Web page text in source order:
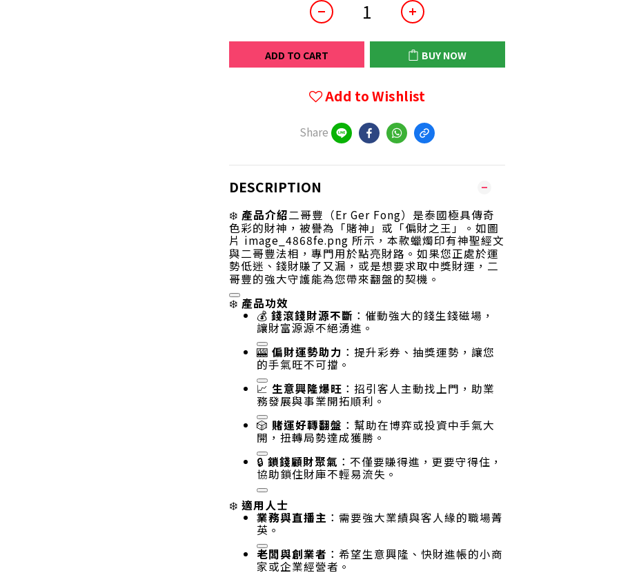
ADD TO CART BUY NOW
Add to Wishlist
Share
DESCRIPTION
❄️ 產品介紹二哥豐（Er Ger Fong）是泰國極具傳奇
色彩的財神，被譽為「賭神」或「偏財之王」
。如圖
片 image_4868fe.png 所示，本款蠟燭印有神聖經文
與二哥豐法相，專門用於點亮財路 。如果您正處於運
勢低迷、錢財賺了又漏，或是想要求取中獎財運，二
哥豐的強大守護能為您帶來翻盤的契機 。
❄️ 產品功效
💰 錢滾錢財源不斷 ：催動強大的錢生錢磁場，
讓財富源源不絕湧進 。
🎰 偏財運勢助力 ：提升彩券、抽獎運勢，讓您
的手氣旺不可擋 。
📈 生意興隆爆旺 ：招引客人主動找上門，助業
務發展與事業開拓順利 。
🎲 賭運好轉翻盤 ：幫助在博弈或投資中手氣大
開，扭轉局勢達成獲勝 。
🔒 鎖錢顧財聚氣 ：不僅要賺得進，更要守得住，
協助鎖住財庫不輕易流失 。
❄️ 適用人士
業務與直播主 ：需要強大業績與客人緣的職場菁
英 。
老闆與創業者 ：希望生意興隆、快財進帳的小商
家或企業經營者 。